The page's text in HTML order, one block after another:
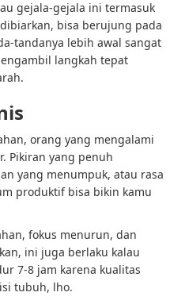
gejala-gejala ini termasuk
bisa berujung pada
tandanya lebih awal sangat
langkah tepat
orang yang mengalami
Pikiran yang penuh
yang menumpuk, atau rasa
produktif bisa bikin kamu
fokus menurun, dan
ini juga berlaku kalau
7-8 jam karena kualitas
tubuh, lho.